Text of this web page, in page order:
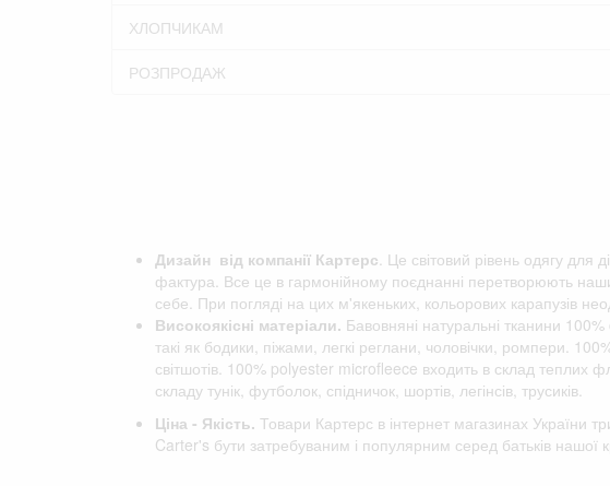
ХЛОПЧИКАМ
РОЗПРОДАЖ
Дизайн від компанії Картерс . Це світовий рівень одягу для
фактура. Все це в гармонійному поєднанні перетворюють
себе. При погляді на цих м'якеньких, кольорових карапузів
Високоякісні матеріали. Бавовняні натуральні тканини
такі як бодики, піжами, легкі реглани, чоловічки, ромпери.
світшотів. 100% polyester microfleece входить в склад теплих
складу тунік, футболок, спідничок, шортів, легінсів, трусиків.
Ціна - Якість. Товари Картерс в інтернет магазинах України
Carter's бути затребуваним і популярним серед батьків нашої